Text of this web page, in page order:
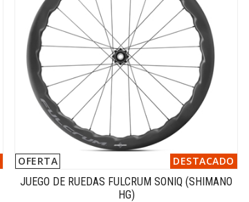
OFERTA
DESTACADO
JUEGO DE RUEDAS FULCRUM SONIQ (SHIMANO
HG)